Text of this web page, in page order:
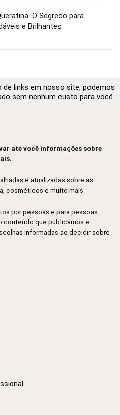
O Segredo para
e Brilhantes
links em nosso site, podemos
sem nenhum custo para você.
até você informações sobre
e atualizadas sobre as
cosméticos e muito mais.
por pessoas e para pessoas.
conteúdo que publicamos e
informadas ao decidir sobre